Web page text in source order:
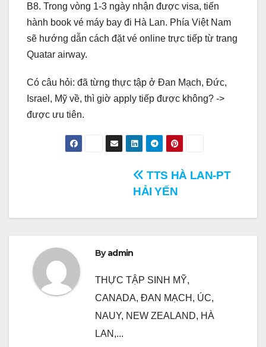
B8. Trong vòng 1-3 ngày nhận được visa, tiến
hành book vé máy bay đi Hà Lan. Phía Việt Nam
sẽ hướng dẫn cách đặt vé online trực tiếp từ trang
Quatar airway.
Có câu hỏi: đã từng thực tập ở Đan Mạch, Đức,
Israel, Mỹ về, thì giờ apply tiếp được không? ->
được ưu tiên.
viết
TTS HÀ LAN-PT
HẢI YẾN
Byadmin
THỰC TẬP SINH MỸ,
CANADA, ĐAN MẠCH, ÚC,
NAUY, NEW ZEALAND, HÀ
LAN,...